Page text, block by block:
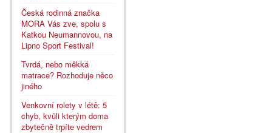
Česká rodinná značka
MORA Vás zve, spolu s
Katkou Neumannovou, na
Lipno Sport Festival!
Tvrdá, nebo měkká
matrace? Rozhoduje něco
jiného
Venkovní rolety v létě: 5
chyb, kvůli kterým doma
zbytečně trpíte vedrem